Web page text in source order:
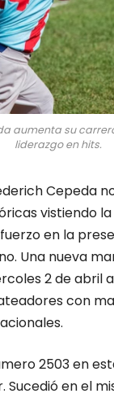
aumenta su
liderazgo en hits.
Cepeda
vistiendo
en la
Una nueva
2 de abril
con
2503 en
Sucedió en el